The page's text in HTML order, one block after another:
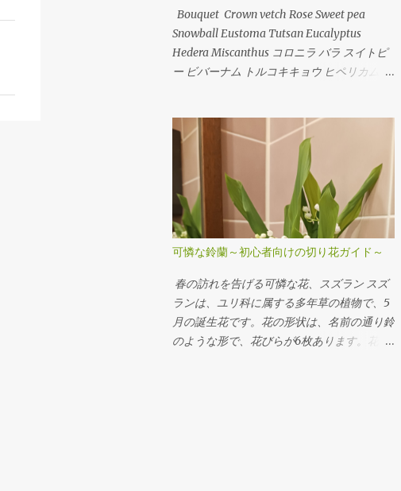
Arrangement Tulips Sweet pea Carnation
Hypericum Green bell Pink Jasmine Leather
fan チューリップ スイトピー カーネーショ
ン ヒペリカム グリーンベル ハゴロモジャス
ラ（イヴピアチェ） シンフォリカルフォス
グレープアイビー Arrangement Rose
Carnation Eustoma Sankirai Hagoromo
Jasmine Geranium バラ（イヴピアチェ） カ
ーネーション トルコキキョウ サンキライ ハ
ゴロモジャスミン ゼラニューム
Arrangement Rose Ammi visnaga（Green
Mist） buprenium tulip c...
Bouquet Crown vetch Rose Sweet pea
Snowball Eustoma Tutsan Eucalyptus
Hedera Miscanthus コロニラ バラ スイトピ
ー ビバーナム トルコキキョウ ヒペリカム ユ
可憐な鈴蘭～初心者向けの切り花ガイド～
春の訪れを告げる可憐な花、スズラン スズ
ランは、ユリ科に属する多年草の植物で、5
月の誕生花です。花の形状は、名前の通り鈴
のような形で、花びらが6枚あります。花の